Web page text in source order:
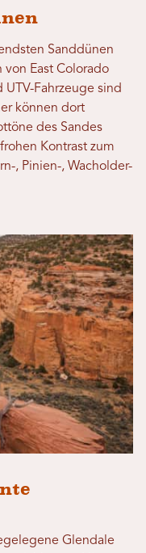
Sanddünen
East Colorado
Fahrzeuge sind
können dort
des Sandes
Kontrast zum
, Pinien-, Wacholder-
Glendale